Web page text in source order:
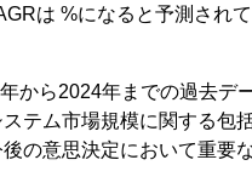
は %になると予測されて
から2024年までの過去デ
テム市場規模に関する包
の意思決定において重要